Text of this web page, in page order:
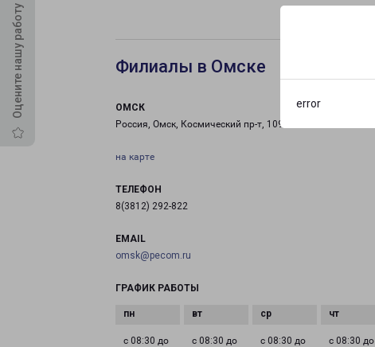
error
Оцените нашу работу Филиалы в Омске
ОМСК
Россия, Омск, Космический пр-т, 109 к1
на карте
ТЕЛЕФОН
8(3812) 292-822
EMAIL
omsk@pecom.ru
ГРАФИК РАБОТЫ
с 08:30 до
с 08:30 до
с 08:30 до
с 08:30 до